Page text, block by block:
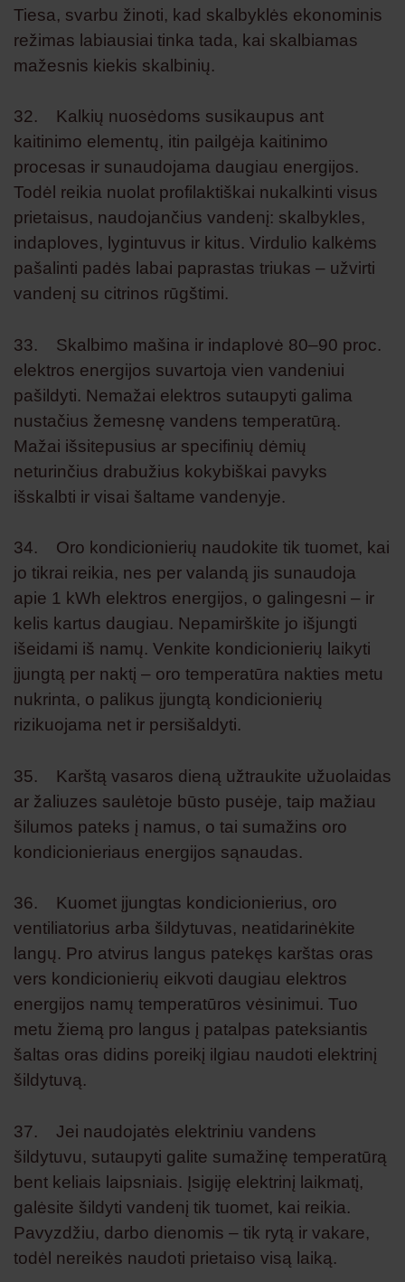
Tiesa, svarbu žinoti, kad skalbyklės ekonominis
režimas labiausiai tinka tada, kai skalbiamas
mažesnis kiekis skalbinių.
32. Kalkių nuosėdoms susikaupus ant
kaitinimo elementų, itin pailgėja kaitinimo
procesas ir sunaudojama daugiau energijos.
Todėl reikia nuolat profilaktiškai nukalkinti visus
prietaisus, naudojančius vandenį: skalbykles,
indaploves, lygintuvus ir kitus. Virdulio kalkėms
pašalinti padės labai paprastas triukas – užvirti
vandenį su citrinos rūgštimi.
33. Skalbimo mašina ir indaplovė 80–90 proc.
elektros energijos suvartoja vien vandeniui
pašildyti. Nemažai elektros sutaupyti galima
nustačius žemesnę vandens temperatūrą.
Mažai išsitepusius ar specifinių dėmių
neturinčius drabužius kokybiškai pavyks
išskalbti ir visai šaltame vandenyje.
34. Oro kondicionierių naudokite tik tuomet, kai
jo tikrai reikia, nes per valandą jis sunaudoja
apie 1 kWh elektros energijos, o galingesni – ir
kelis kartus daugiau. Nepamirškite jo išjungti
išeidami iš namų. Venkite kondicionierių laikyti
įjungtą per naktį – oro temperatūra nakties metu
nukrinta, o palikus įjungtą kondicionierių
rizikuojama net ir persišaldyti.
35. Karštą vasaros dieną užtraukite užuolaidas
ar žaliuzes saulėtoje būsto pusėje, taip mažiau
šilumos pateks į namus, o tai sumažins oro
kondicionieriaus energijos sąnaudas.
36. Kuomet įjungtas kondicionierius, oro
ventiliatorius arba šildytuvas, neatidarinėkite
langų. Pro atvirus langus patekęs karštas oras
vers kondicionierių eikvoti daugiau elektros
energijos namų temperatūros vėsinimui. Tuo
metu žiemą pro langus į patalpas pateksiantis
šaltas oras didins poreikį ilgiau naudoti elektrinį
šildytuvą.
37. Jei naudojatės elektriniu vandens
šildytuvu, sutaupyti galite sumažinę temperatūrą
bent keliais laipsniais. Įsigiję elektrinį laikmatį,
galėsite šildyti vandenį tik tuomet, kai reikia.
Pavyzdžiu, darbo dienomis – tik rytą ir vakare,
todėl nereikės naudoti prietaiso visą laiką.